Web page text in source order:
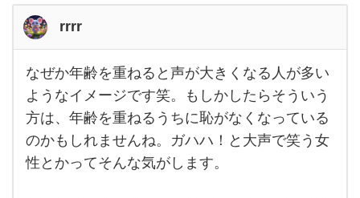
す
が、
と
に
rrrr
なぜ
か年
齢を
重ね
ると
声が
大き
くな
なぜか年齢を重ねると声が大きくなる人が多い
ようなイメージです笑。もしかしたらそういう
方は、年齢を重ねるうちに恥がなくなっている
のかもしれませんね。ガハハ！と大声で笑う女
性とかってそんな気がします。